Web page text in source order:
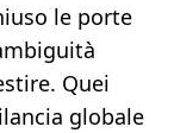
le porte
Quei
globale